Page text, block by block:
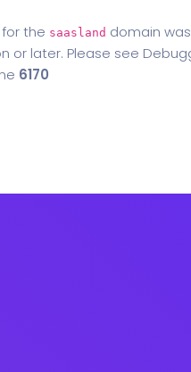
the saasland domain
or later. Please see
6170